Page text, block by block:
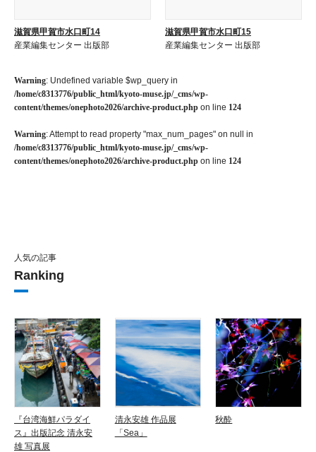
滋賀県甲賀市水口町14
産業編集センター 出版部
滋賀県甲賀市水口町15
産業編集センター 出版部
Warning: Undefined variable $wp_query in
/home/c8313776/public_html/kyoto-muse.jp/_cms/wp-
content/themes/onephoto2026/archive-product.php on line 124
Warning: Attempt to read property "max_num_pages" on null in
/home/c8313776/public_html/kyoto-muse.jp/_cms/wp-
content/themes/onephoto2026/archive-product.php on line 124
人気の記事
Ranking
『台湾海鮮パラダイ
ス』出版記念 清永安
雄 写真展
清永安雄 作品展
「Sea」
秋酔